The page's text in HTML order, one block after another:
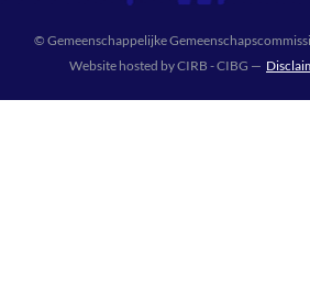
© Gemeenschappelijke
Website hosted by CIRB - CIBG —